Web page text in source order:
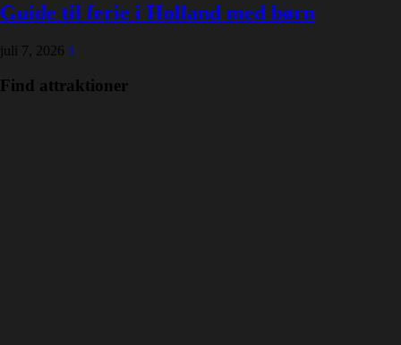
Guide til ferie i Holland med børn
juli 7, 2026 1
Find attraktioner